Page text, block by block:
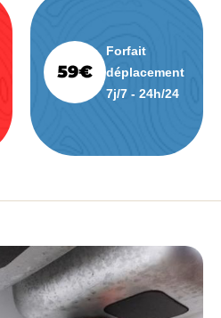
Forfait
déplacement
7j/7 - 24h/24